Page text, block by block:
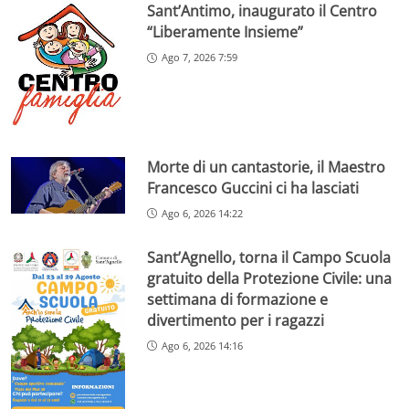
Sant’Antimo, inaugurato il Centro
“Liberamente Insieme”
Ago 7, 2026 7:59
Morte di un cantastorie, il Maestro
Francesco Guccini ci ha lasciati
Ago 6, 2026 14:22
Sant’Agnello, torna il Campo Scuola
gratuito della Protezione Civile: una
settimana di formazione e
divertimento per i ragazzi
Ago 6, 2026 14:16